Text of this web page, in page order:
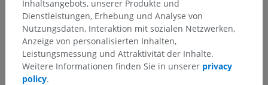
Ein Problem melden
HOLE SIE SICH DIE APP
Inhaltsangebots, unserer Produkte und
Dienstleistungen, Erhebung und Analyse von
Nutzungsdaten, Interaktion mit sozialen Netzwerken,
Anzeige von personalisierten Inhalten,
Leistungsmessung und Attraktivität der Inhalte.
Weitere Informationen finden Sie in unserer privacy
policy.